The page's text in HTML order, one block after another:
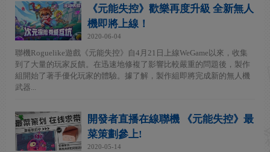
《元能失控》歡樂再度升級 全新無人
機即將上線！
2020-06-04
聯機Roguelike遊戲《元能失控》自4月21日上線WeGame以來，收集
到了大量的玩家反饋。在迅速地修複了影響比較嚴重的問題後，製作
組開始了著手優化玩家的體驗。據了解，製作組即將完成新的無人機
武器...
開發者直播在線聯機 《元能失控》最
菜策劃參上!
2020-05-14